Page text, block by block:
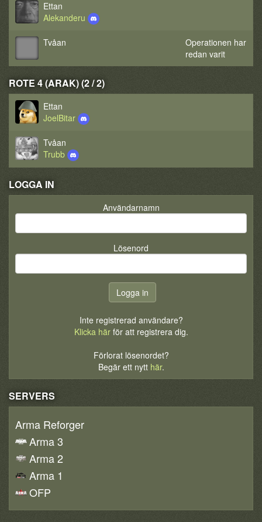
Ettan
Alekanderu
Tvåan
Operationen har
redan varit
ROTE 4 (ARAK) (2 / 2)
Ettan
JoelBitar
Tvåan
Trubb
LOGGA IN
Användarnamn
Lösenord
Inte registrerad användare?
Klicka härför att registrera dig.
Förlorat lösenordet?
Begär ett nytt här.
SERVERS
Arma Reforger
Arma 3
Arma 2
Arma 1
OFP